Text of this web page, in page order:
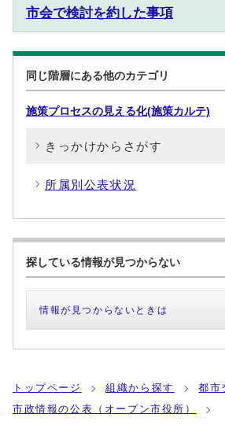
市会で検討を約した事項
同じ階層にある他のカテゴリ
施策プロセスの見える化(施策カルテ)
きっかけからさがす
所属別公表状況
探している情報が見つからない
情報が見つからないときは
トップページ 組織から探す
都市
市政情報の公表（オープン市役所）